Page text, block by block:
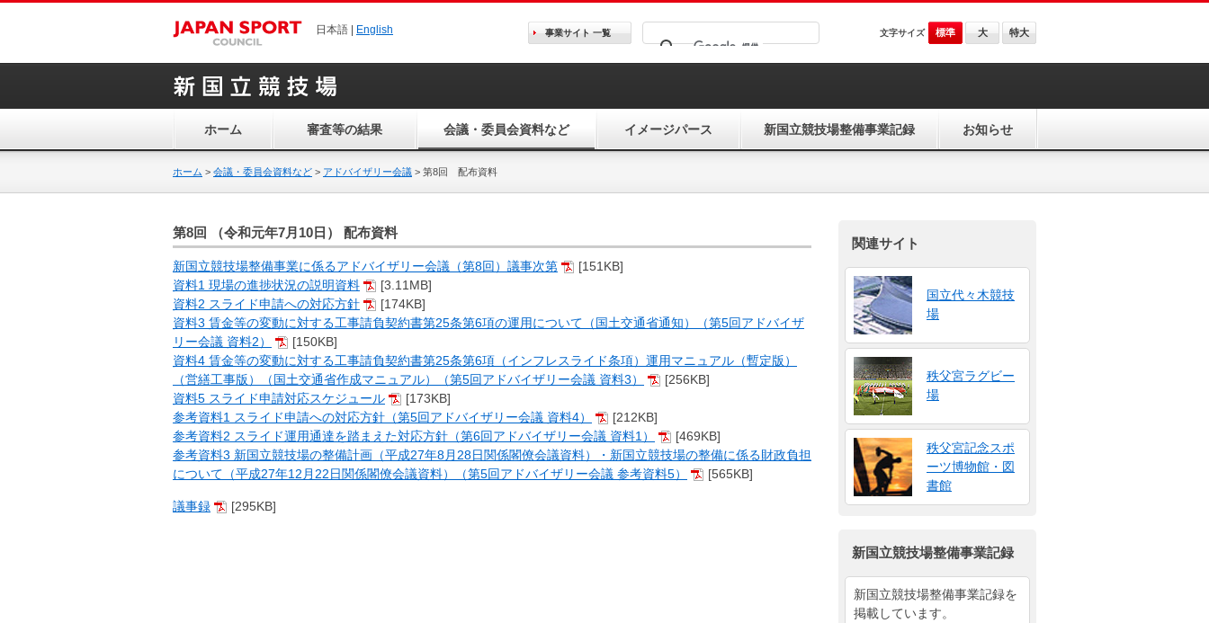
日本語 | English 事業サイト 一覧 文字サイズ 標準 大 特大
ホーム 審査等の結果 会議・委員会資料など イメージパース 新国立競技場整備事業記録 お知らせ
ホーム > 会議・委員会資料など > アドバイザリー会議 > 第8回 配布資料
第8回 （令和元年7月10日） 配布資料
新国立競技場整備事業に係るアドバイザリー会議（第8回）議事次第
[151KB]
資料1 現場の進捗状況の説明資料
[3.11MB]
資料2 スライド申請への対応方針
[174KB]
資料3 賃金等の変動に対する工事請負契約書第25条第6項の運用について（国土交通省通知）（第5回アドバイザ
リー会議 資料2）
[150KB]
資料4 賃金等の変動に対する工事請負契約書第25条第6項（インフレスライド条項）運用マニュアル（暫定版）
（営繕工事版）（国土交通省作成マニュアル）（第5回アドバイザリー会議 資料3）
[256KB]
資料5 スライド申請対応スケジュール
[173KB]
参考資料1 スライド申請への対応方針（第5回アドバイザリー会議 資料4）
[212KB]
参考資料2 スライド運用通達を踏まえた対応方針（第6回アドバイザリー会議 資料1）
[469KB]
参考資料3 新国立競技場の整備計画（平成27年8月28日関係閣僚会議資料）・新国立競技場の整備に係る財政負担
について（平成27年12月22日関係閣僚会議資料）（第5回アドバイザリー会議 参考資料5）
[565KB]
議事録 [295KB]
関連サイト
国立代々木競技
場
秩父宮ラグビー
場
秩父宮記念スポ
ーツ博物館・図
書館
新国立競技場整備事業記録
新国立競技場整備事業記録を
掲載しています。